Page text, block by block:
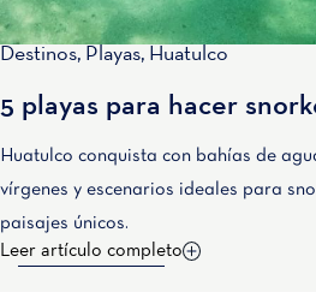
Destinos, Playas, Huatulco
5 playas para hacer
Huatulco conquista con bahías de
vírgenes y escenarios ideales para
paisajes únicos.
Leer artículo completo